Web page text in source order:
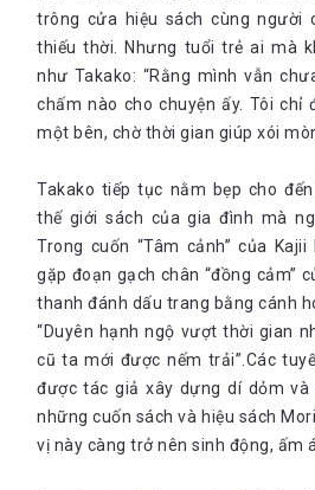
trông cửa hiệu sách cùng người
thiếu thời. Nhưng tuổi trẻ ai mà
như Takako: “Rằng mình vẫn
chấm nào cho chuyện ấy. Tôi chỉ
một bên, chờ thời gian giúp xói
Takako tiếp tục nằm bẹp cho
thế giới sách của gia đình mà
Trong cuốn “Tâm cảnh” của
gặp đoạn gạch chân “đồng cảm”
thanh đánh dấu trang bằng cánh
“Duyên hạnh ngộ vượt thời gian
cũ ta mới được nếm trải”.Các
được tác giả xây dựng dí dỏm và
những cuốn sách và hiệu sách
vị này càng trở nên sinh động, ấm